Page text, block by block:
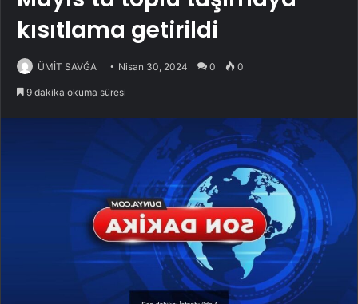
kısıtlama getirildi
ÜMİT SAVĞA Nisan 30, 2024 0 0
9 dakika okuma süresi